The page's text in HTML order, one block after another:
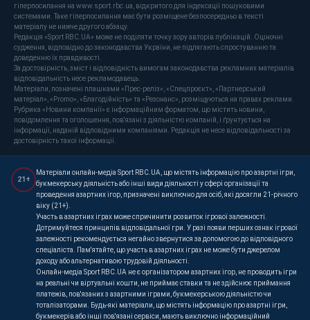
гіперпосилання на www.sport.rbc.ua, відкритого для індексації пошуковими
системами. Таке гіперпосилання має бути розміщене безпосередньо в тексті
матеріалу не нижче другого абзацу.
Редакція «Sport RBC.UA» може не поділяти точку зору авторів публікацій. Оціночні
судження, відповідно до законодавства України, не підлягають спростуванню та
доведенню їх правдивості.
За достовірність, зміст і відповідність вимогам законодавства рекламних матеріалів
відповідальність несе рекламодавець.
Матеріали, позначені плашками «Прес-реліз», «Спецпроєкт», «Партнерський
матеріал», «Promo», «Благодійність» та «Резонанс», розміщуються на правах реклами.
Рубрика «Новини компанії» є інформаційним форматом, що містить новини,
повідомлення та оголошення, пов'язані з діяльністю компаній, і ґрунтується на
інформації, наданій відповідними компаніями. Редакція не несе відповідальності за
достовірність такої інформації.
21+
Матеріали онлайн-медіа Sport RBC.UA, що містять інформацію про азартні ігри,
букмекерську діяльність або інші види діяльності у сфері організації та
проведення азартних ігор, призначені виключно для осіб, які досягли 21-річного
віку (21+).
Участь в азартних іграх може спричинити розвиток ігрової залежності.
Дотримуйтеся принципів відповідальної гри. У разі появи перших ознак ігрової
залежності рекомендується негайно звернутися за допомогою до відповідного
спеціаліста. Пам'ятайте, що участь в азартних іграх не може бути джерелом
доходу або альтернативою трудовій діяльності.
Онлайн-медіа Sport RBC.UA не є організатором азартних ігор, не проводить ігри
на реальні чи віртуальні кошти, не приймає ставки та не здійснює приймання
платежів, пов'язаних з азартними іграми, букмекерською діяльністю чи
тоталізаторами. Будь-які матеріали, що містять інформацію про азартні ігри,
букмекерів або інші пов'язані сервіси, мають виключно інформаційний